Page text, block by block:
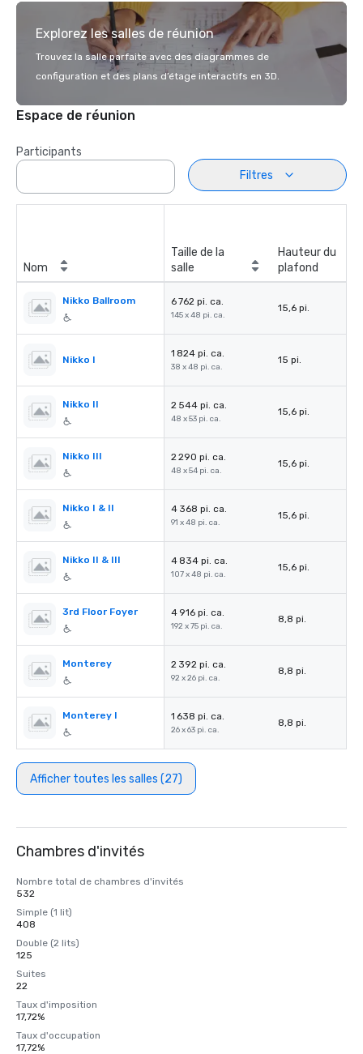
Explorez les salles de réunion
Trouvez la salle parfaite avec des diagrammes de
configuration et des plans d’étage interactifs en 3D.
Espace de réunion
Participants
Filtres
Nom
Taille de la
salle
Hauteur du
plafond
Nikko Ballroom 6 762 pi. ca.
145 x 48 pi. ca.
15,6 pi.
Nikko I
1 824 pi. ca.
38 x 48 pi. ca.
15 pi.
Nikko II 2 544 pi. ca.
48 x 53 pi. ca.
15,6 pi.
Nikko III 2 290 pi. ca.
48 x 54 pi. ca.
15,6 pi.
Nikko I & II 4 368 pi. ca.
91 x 48 pi. ca.
15,6 pi.
Nikko II & III 4 834 pi. ca.
107 x 48 pi. ca.
15,6 pi.
3rd Floor Foyer 4 916 pi. ca.
192 x 75 pi. ca.
8,8 pi.
Monterey 2 392 pi. ca.
92 x 26 pi. ca.
8,8 pi.
Monterey I 1 638 pi. ca.
26 x 63 pi. ca.
8,8 pi.
Afficher toutes les salles (27)
Chambres d'invités
Nombre total de chambres d'invités
532
Simple (1 lit)
408
Double (2 lits)
125
Suites
22
Taux d'imposition
17,72%
Taux d'occupation
17,72%